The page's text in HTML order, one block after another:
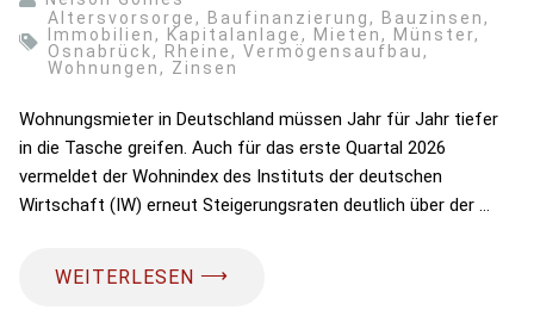
Altersvorsorge , Baufinanzierung , Bauzinsen ,
Immobilien , Kapitalanlage , Mieten , Münster,
Osnabrück , Rheine , Vermögensaufbau ,
Wohnungen , Zinsen
Wohnungsmieter in Deutschland müssen Jahr für Jahr tiefer
in die Tasche greifen. Auch für das erste Quartal 2026
vermeldet der Wohnindex des Instituts der deutschen
Wirtschaft (IW) erneut Steigerungsraten deutlich über der …
WEITERLESEN ⟶